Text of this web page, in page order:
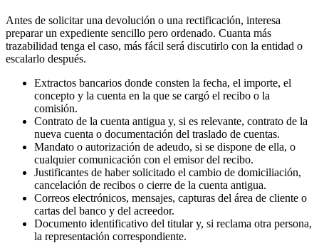
Antes de solicitar una devolución o una rectificación, interesa
preparar un expediente sencillo pero ordenado. Cuanta más
trazabilidad tenga el caso, más fácil será discutirlo con la entidad o
escalarlo después.
Extractos bancarios donde consten la fecha, el importe, el
concepto y la cuenta en la que se cargó el recibo o la
comisión.
Contrato de la cuenta antigua y, si es relevante, contrato de la
nueva cuenta o documentación del traslado de cuentas.
Mandato o autorización de adeudo, si se dispone de ella, o
cualquier comunicación con el emisor del recibo.
Justificantes de haber solicitado el cambio de domiciliación,
cancelación de recibos o cierre de la cuenta antigua.
Correos electrónicos, mensajes, capturas del área de cliente o
cartas del banco y del acreedor.
Documento identificativo del titular y, si reclama otra persona,
la representación correspondiente.